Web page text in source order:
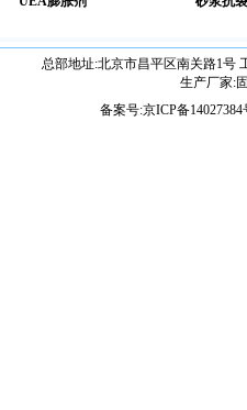
总部地址:北京市昌平区南关路1号
生产厂家:
备案号:京ICP备